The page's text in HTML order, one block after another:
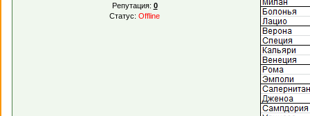
Репутация: 0
Статус: Offline